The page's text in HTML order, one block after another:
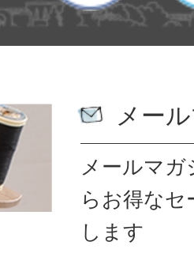
メー
メールマ
ら お得なセ
します